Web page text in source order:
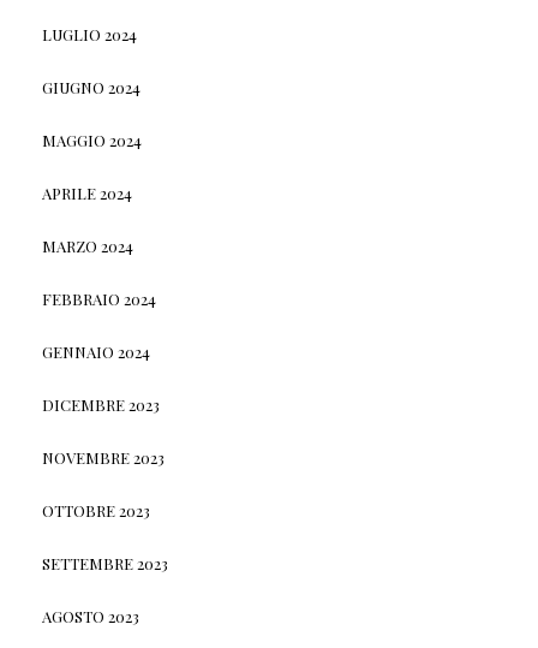
LUGLIO 2024
GIUGNO 2024
MAGGIO 2024
APRILE 2024
MARZO 2024
FEBBRAIO 2024
GENNAIO 2024
DICEMBRE 2023
NOVEMBRE 2023
OTTOBRE 2023
SETTEMBRE 2023
AGOSTO 2023